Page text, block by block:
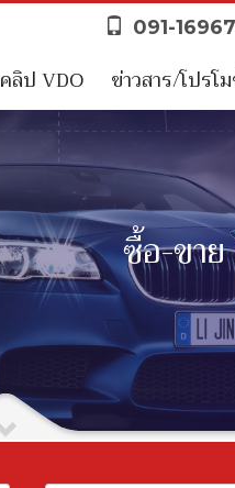
091-
คลิป VDO ข่าวสาร/โปรโ
ซื้อ-ขา